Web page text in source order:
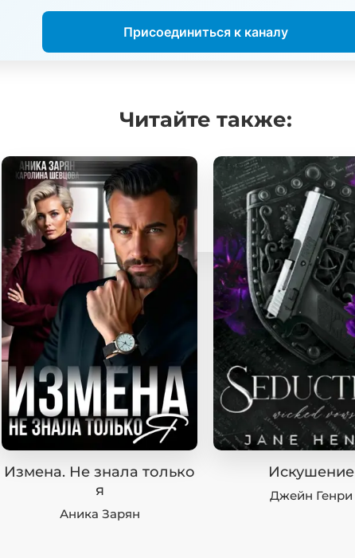
Присоединиться к каналу
Читайте также:
Измена. Не знала только
я
Аника Зарян
Искушение
Джейн Генри